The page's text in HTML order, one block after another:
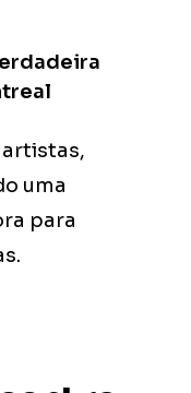
artistas,
uma
para